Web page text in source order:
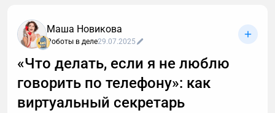
Маша Новикова
Роботы в деле29.07.2025
«Что делать, если я не люблю
говорить по телефону»: как
виртуальный секретарь